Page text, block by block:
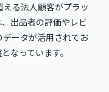
る法人顧客がプラッ
出品者の評価やレビ
ータが活用されてお
なっています。